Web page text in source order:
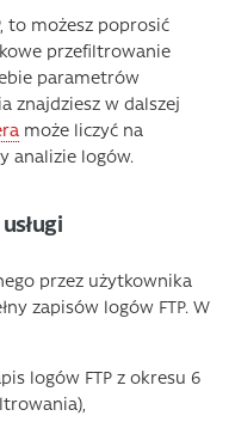
to możesz poprosić
przefiltrowanie
parametrów
znajdziesz w dalszej
może liczyć na
analizie logów.
przez użytkownika
zapisów logów FTP. W
logów FTP z okresu 6